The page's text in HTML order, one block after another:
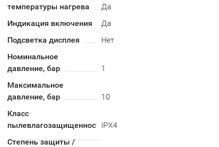
температуры нагрева
Да
Индикация включения
Да
Подсветка дисплея
Нет
Номинальное
давление, бар
1
Максимальное
давление, бар
10
Класс
пылевлагозащищенностиIPX4
Степень защиты /